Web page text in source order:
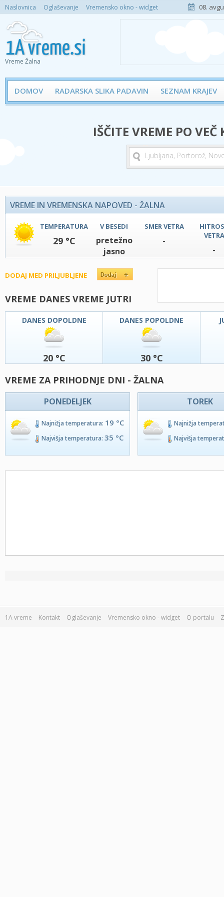
Naslovnica Oglaševanje Vremensko okno - widget 08.
Vreme Žalna
DOMOV RADARSKA SLIKA PADAVIN SEZNAM KRAJEV
IŠČITE VREME PO
VREME IN VREMENSKA NAPOVED - ŽALNA
TEMPERATURA
29 °C
V BESEDI
pretežno
jasno
SMER VETRA
-
VETRA
-
DODAJ MED PRILJUBLJENE
VREME DANES VREME JUTRI
DANES DOPOLDNE
20 °C
DANES POPOLDNE
30 °C
VREME ZA PRIHODNJE DNI - ŽALNA
PONEDELJEK
Najnižja temperatura: 19 °C
Najvišja temperatura: 35 °C
TOREK
Najnižja
Najvišja
1A vreme Kontakt Oglaševanje Vremensko okno - widget O portalu